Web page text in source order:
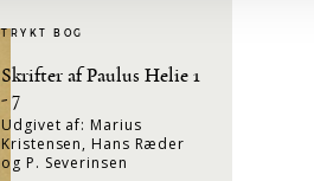
TRYKT BOG
Skrifter af Paulus Helie 1
- 7
Udgivet af: Marius
Kristensen, Hans Ræder
og P. Severinsen